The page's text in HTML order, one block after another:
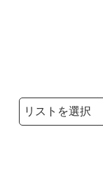
検索リストの選択